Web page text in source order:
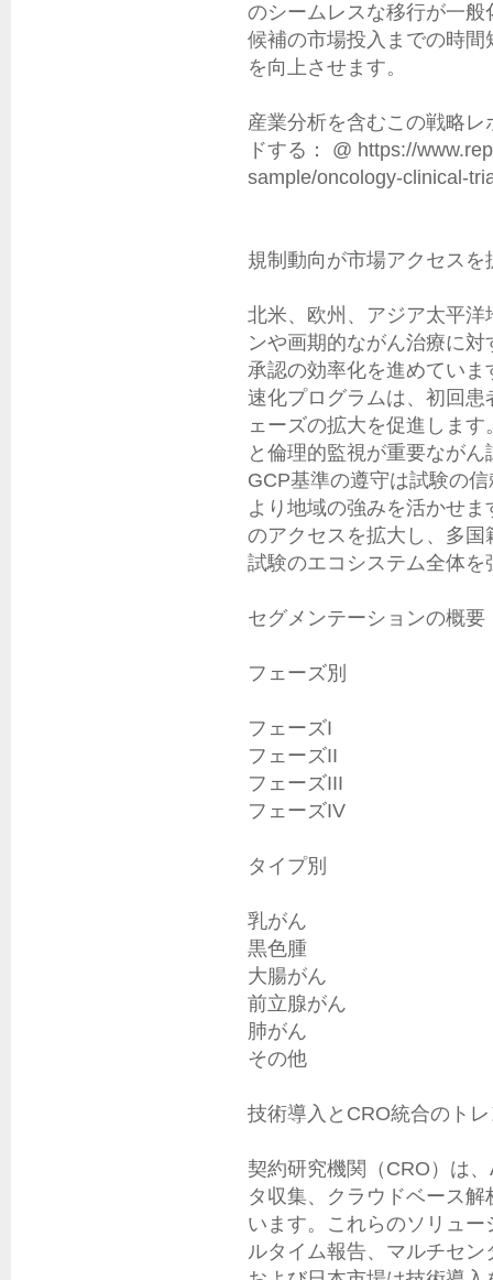
のシームレスな移行が一
候補の市場投入までの時
を向上させます。
産業分析を含むこの戦略
ドする： @ https://
sample/oncology-clinical-
規制動向が市場アクセスを
北米、欧州、アジア太平
ンや画期的ながん治療に
承認の効率化を進めてい
速化プログラムは、初回
ェーズの拡大を促進しま
と倫理的監視が重要なが
GCP基準の遵守は試験の
より地域の強みを活かせ
のアクセスを拡大し、多
試験のエコシステム全体を
セグメンテーションの概要
フェーズ別
フェーズI
フェーズII
フェーズIII
フェーズIV
タイプ別
乳がん
黒色腫
大腸がん
前立腺がん
肺がん
その他
技術導入とCRO統合のト
契約研究機関（CRO）は
タ収集、クラウドベース
います。これらのソリュ
ルタイム報告、マルチセ